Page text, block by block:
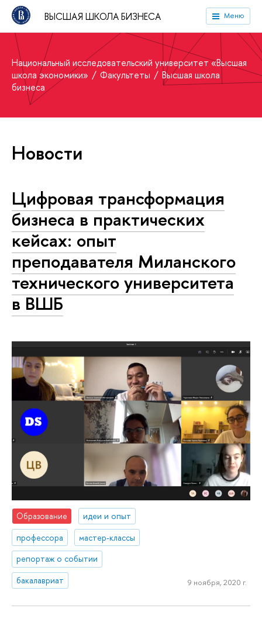
ВЫСШАЯ ШКОЛА БИЗНЕСА Меню
Национальный исследовательский университет «Высшая
школа экономики»
Факультеты
Высшая школа
бизнеса
Новости
Цифровая трансформация
бизнеса в практических
кейсах: опыт
преподавателя Миланского
технического университета
в ВШБ
Образование
идеи и опыт
профессора
мастер-классы
репортаж о событии
бакалавриат
9 ноября, 2020 г.